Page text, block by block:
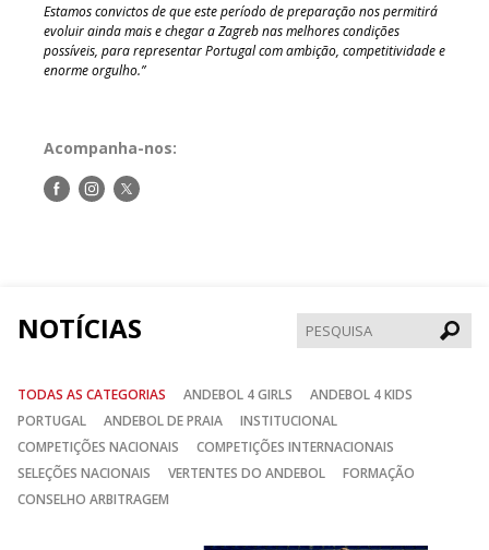
Estamos convictos de que este período de preparação nos permitirá
evoluir ainda mais e chegar a Zagreb nas melhores condições
possíveis, para representar Portugal com ambição, competitividade e
enorme orgulho.”
Acompanha-nos:
Siga-Siga-Siga-
NOTÍCIAS
TODAS AS CATEGORIAS ANDEBOL 4 GIRLS
ANDEBOL 4 KIDS
PORTUGAL
ANDEBOL DE PRAIA
INSTITUCIONAL
COMPETIÇÕES NACIONAIS
COMPETIÇÕES INTERNACIONAIS
SELEÇÕES NACIONAIS
VERTENTES DO ANDEBOL
FORMAÇÃO
CONSELHO ARBITRAGEM